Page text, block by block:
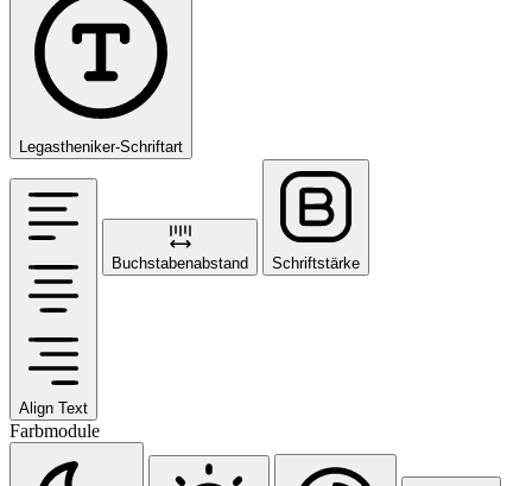
Legastheniker-Schriftart
Align Text
Buchstabenabstand Schriftstärke
Farbmodule